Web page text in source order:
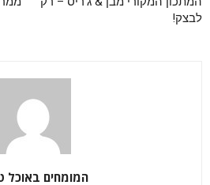
לבצק!
המומחים באוכל